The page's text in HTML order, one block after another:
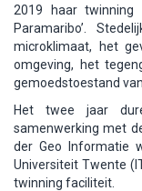
2019 haar twinning
Paramaribo’.
microklimaat, het
omgeving, het
gemoedstoestand
Het twee jaar
samenwerking met
der Geo Informatie
Universiteit Twente
twinning faciliteit.